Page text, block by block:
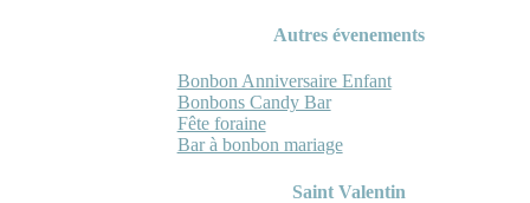
Autres évenements
Bonbon Anniversaire Enfant
Bonbons Candy Bar
Fête foraine
Bar à bonbon mariage
Saint Valentin